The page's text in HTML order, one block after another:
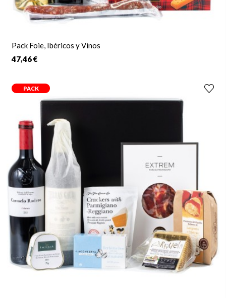
Pack Foie, Ibéricos y Vinos
47,46 €
PACK